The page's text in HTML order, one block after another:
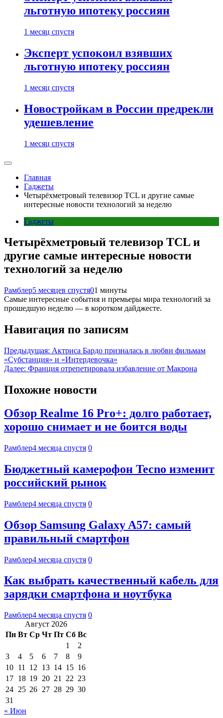
льготную ипотеку россиян
1 месяц спустя
Эксперт успокоил взявших
льготную ипотеку россиян
1 месяц спустя
Новостройкам в России предрекли
удешевление
1 месяц спустя
Главная
Гаджеты
Четырёхметровый телевизор TCL и другие самые
интересные новости технологий за неделю
Гаджеты
Четырёхметровый телевизор TCL и
другие самые интересные новости
технологий за неделю
Рамблер5 месяцев спустя01 минуты
Самые интересные события и премьеры мира технологий за
прошедшую неделю — в коротком дайджесте.
Навигация по записям
Предыдущая: Актриса Бардо призналась в любви фильмам
«Субстанция» и «Интердевочка»
Далее: Франция отрепетировала избавление от Макрона
Похожие новости
Обзор Realme 16 Pro+: долго работает,
хорошо снимает и не боится воды
Рамблер4 месяца спустя 0
Бюджетный камерофон Tecno изменит
российский рынок
Рамблер4 месяца спустя 0
Обзор Samsung Galaxy A57: самый
правильный смартфон
Рамблер4 месяца спустя 0
Как выбрать качественный кабель для
зарядки смартфона и ноутбука
Рамблер4 месяца спустя 0
Август 2026
Пн Вт Ср Чт Пт Сб Вс
1
2
3
4 5 6 7 8
9
10 11 12 13 14 15 16
17 18 19 20 21 22 23
24 25 26 27 28 29 30
31
« Июн